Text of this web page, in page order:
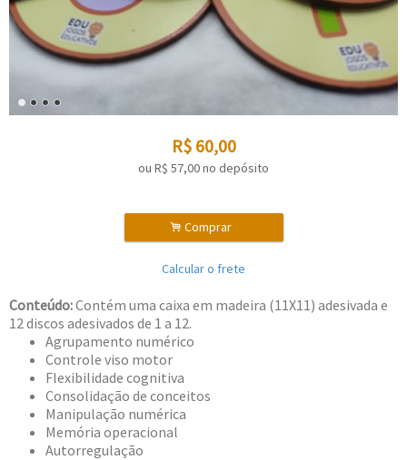
R$ 60,00
ou R$ 57,00no depósito
. Comprar
Calcular o frete
Conteúdo:Contém uma caixa em madeira (11X11) adesivada e
12 discos adesivados de 1 a 12.
Agrupamento numérico
Controle viso motor
Flexibilidade cognitiva
Consolidação de conceitos
Manipulação numérica
Memória operacional
Autorregulação